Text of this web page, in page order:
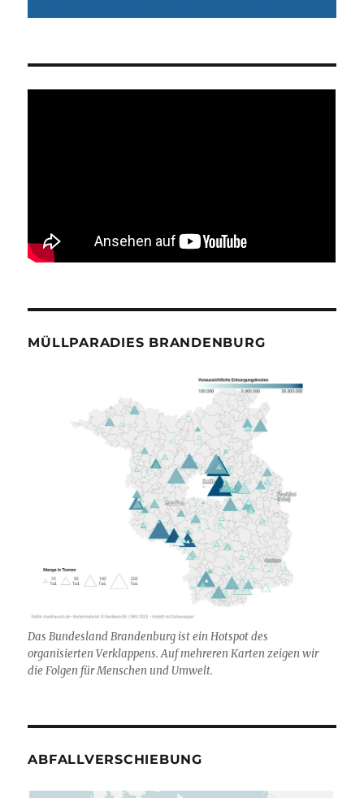
MÜLLPARADIES BRANDENBURG
Das Bundesland Brandenburg ist ein Hotspot des
organisierten Verklappens. Auf mehreren Karten zeigen wir
die Folgen für Menschen und Umwelt.
ABFALLVERSCHIEBUNG